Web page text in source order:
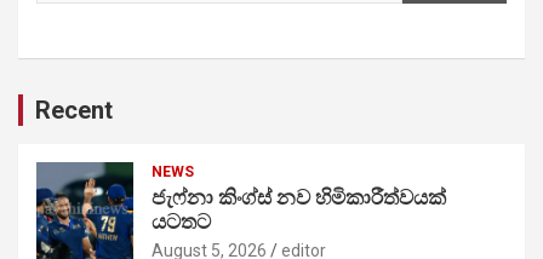
Recent
NEWS
ජැෆ්නා කිංග්ස් නව හිමිකාරීත්වයක්
යටතට
August 5, 2026 editor